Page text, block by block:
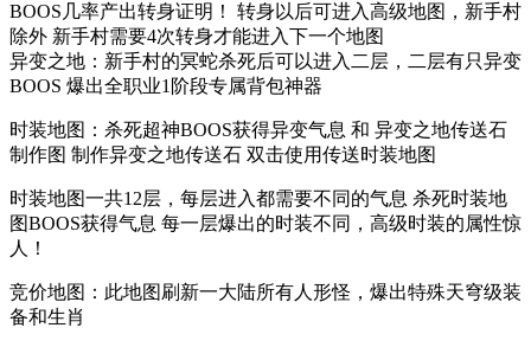
BOOS几率产出转身证明！ 转身以后可进入高级地图，新手村
除外 新手村需要4次转身才能进入下一个地图
异变之地：新手村的冥蛇杀死后可以进入二层，二层有只异变
BOOS 爆出全职业1阶段专属背包神器
时装地图：杀死超神BOOS获得异变气息 和 异变之地传送石
制作图 制作异变之地传送石 双击使用传送时装地图
时装地图一共12层，每层进入都需要不同的气息 杀死时装地
图BOOS获得气息 每一层爆出的时装不同，高级时装的属性惊
人！
竞价地图：此地图刷新一大陆所有人形怪，爆出特殊天穹级装
备和生肖